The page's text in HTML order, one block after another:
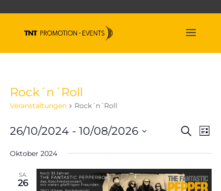
Rock´n´Roll
Veranstaltungen Rock´n´Roll
und
Suche
Liste
26/10/2024 - 10/08/2026
wählen.
Oktober 2024
SA.
26